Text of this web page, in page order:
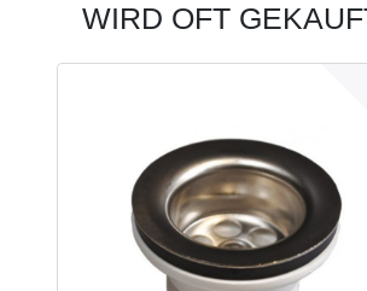
WIRD OFT